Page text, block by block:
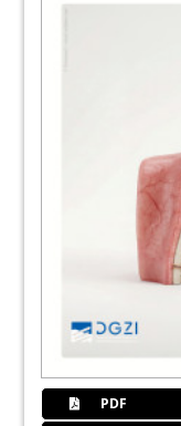
Nobel
Implantate?
Prof. Dr. Astrid
KaVo Dental
25
PDF